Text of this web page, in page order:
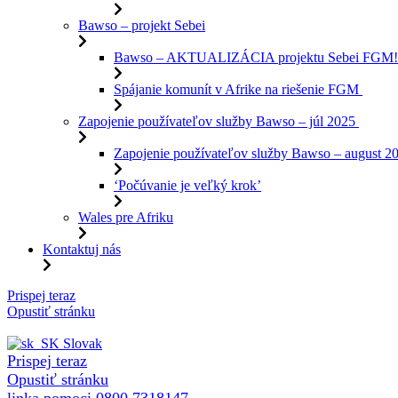
Bawso – projekt Sebei
Bawso – AKTUALIZÁCIA projektu Sebei FGM!
Spájanie komunít v Afrike na riešenie FGM
Zapojenie používateľov služby Bawso – júl 2025
Zapojenie používateľov služby Bawso – august
‘Počúvanie je veľký krok’
Wales pre Afriku
Kontaktuj nás
Preskočiť
na
Prispej teraz
Opustiť stránku
Slovak
Prispej teraz
Opustiť stránku